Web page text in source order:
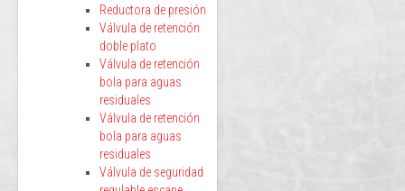
Reductora de presión
Válvula de retención
doble plato
Válvula de retención
bola para aguas
residuales
Válvula de retención
bola para aguas
residuales
Válvula de seguridad